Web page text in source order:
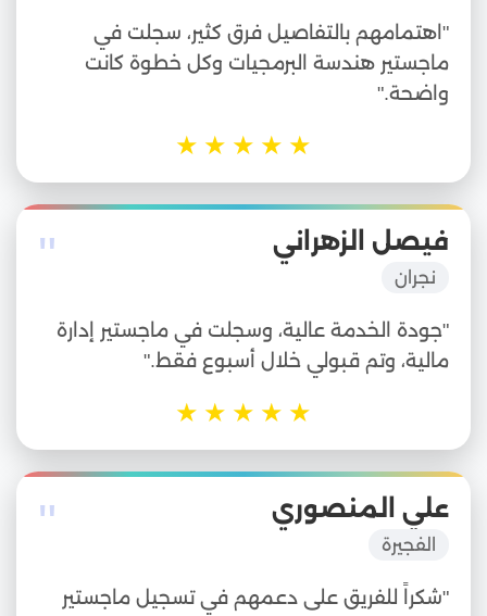
"اهتمامهم بالتفاصيل فرق كثير، سجلت في
ماجستير هندسة البرمجيات وكل خطوة كانت
واضحة."
★
★
★
★
★
" فيصل الزهراني
نجران
"جودة الخدمة عالية، وسجلت في ماجستير إدارة
مالية، وتم قبولي خلال أسبوع فقط."
★
★
★
★
★
" علي المنصوري
الفجيرة
"شكراً للفريق على دعمهم في تسجيل ماجستير